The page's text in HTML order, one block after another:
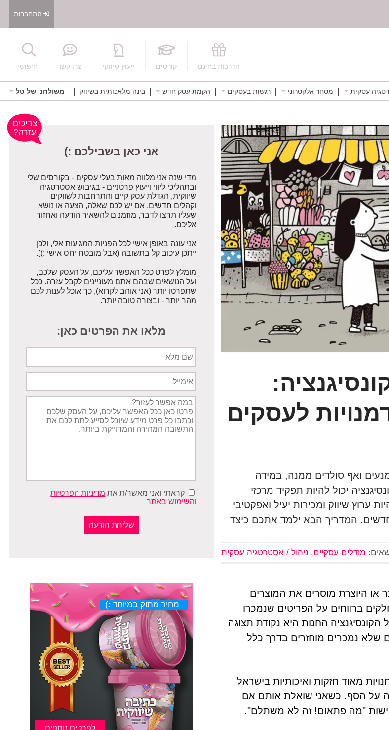
התחברות
הדרכות בחינם קורסים ייעוץ שיווקי צרו קשר חיפוש
עסקית מסחר אלקטרוני רגשות בעסקים הקמת עסק חדש בינה מלאכותית בשיווק משולחנו של טל
לעסקים
ואף סולדים ממנה, במידה
יכול להיות תפקיד מרכזי
ערוץ שיווק ומכירות יעיל ואפקטיבי
המדריך הבא ילמד אתכם כיצד
מודלים עסקיים, ניהול / אסטרטגיה עסקית
או היוצרת מוסרים את המוצרים
ברווחים על הפריטים שנמכרו
החנות היא נקודת תצוגה
שלא נמכרים מוחזרים בדרך כלל
מאוד חזקות ואיכותיות בישראל
על הסף. כשאני שואלת אותם אם
"מה פתאום! זה לא משתלם".
אני כאן בשבילכם :)
מדי שנה אני מלווה מאות בעלי עסקים - בקורסים שלי
ובתהליכי ליווי וייעוץ פרטניים - בגיבוש אסטרטגיה
שיווקית, הגדלת עסק קיים והתרחבות לשווקים
וקהלים חדשים. אם יש לכם שאלה, הצעה או נושא
שעליו תרצו לדבר, מוזמנים להשאיר הודעה ואחזור
אליכם.
אני עונה באופן אישי לכל הפניות המגיעות אלי, ולכן
ייתכן עיכוב קל בתשובה (אבל מובטח יחס אישי :)).
מומלץ לפרט ככל האפשר עליכם, על העסק שלכם,
ועל הנושאים שבהם אתם מעוניינים לקבל עזרה. ככל
שתפרטו יותר (אני אוהב לקרוא), כך אוכל לענות לכם
מהר יותר - ובצורה טובה יותר.
מלאו את הפרטים כאן:
מלא
תיאור
הפניה
קראתי ואני מאשר/ת את מדיניות הפרטיות
והשימוש באתר